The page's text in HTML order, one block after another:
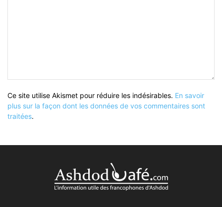
Ce site utilise Akismet pour réduire les indésirables. En savoir
plus sur la façon dont les données de vos commentaires sont
traitées.